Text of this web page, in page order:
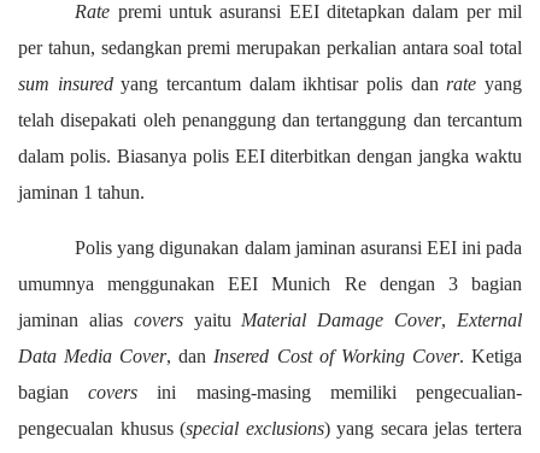
Rate premi untuk asuransi EEI ditetapkan dalam per mil
per tahun, sedangkan premi merupakan perkalian antara soal total
sum insuredyang tercantum dalam ikhtisar polis dan rate yang
telah disepakati oleh penanggung dan tertanggung dan tercantum
dalam polis. Biasanya polis EEI diterbitkan dengan jangka waktu
jaminan 1 tahun.
Polis yang digunakan dalam jaminan asuransi EEI ini pada
umumnya menggunakan EEI Munich Re dengan 3 bagian
jaminan alias coversyaitu Material Damage Cover, External
Data Media Cover, dan Insered Cost of Working Cover. Ketiga
bagiancovers ini masing-masing memiliki pengecualian-
pengecualan khusus (special exclusions) yang secara jelas tertera